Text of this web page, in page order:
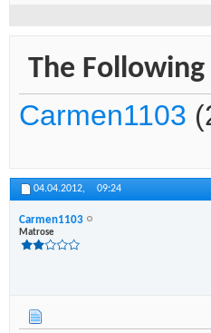
The Following
Carmen1103
04.04.2012, 09:24
Carmen1103
Matrose